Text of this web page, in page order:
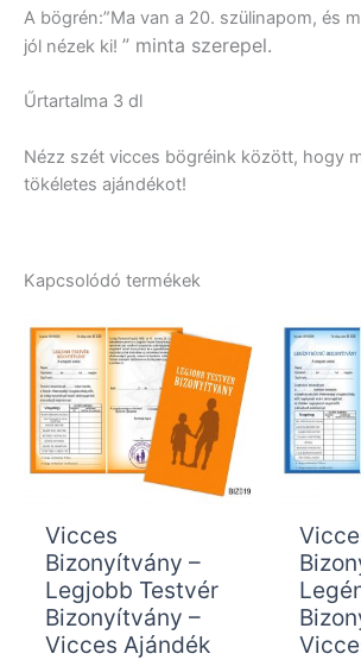
A bögrén:”Ma van a 20. szülinapom, és
jól nézek ki! ” minta szerepel.
Űrtartalma 3 dl
Nézz szét vicces bögréink között, hogy
tökéletes ajándékot!
Kapcsolódó termékek
Vicces
Bizonyítvány –
Legjobb Testvér
Bizonyítvány –
Vicces Ajándék